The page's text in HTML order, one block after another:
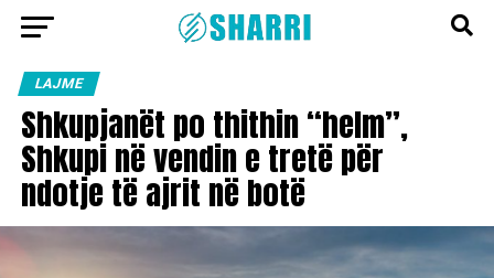
LAJME
Shkupjanët po thithin “helm”,
Shkupi në vendin e tretë për
ndotje të ajrit në botë